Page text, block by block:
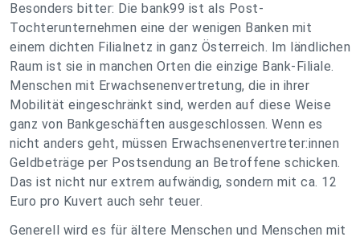
Besonders bitter: Die bank99 ist als Post-
Tochterunternehmen eine der wenigen Banken mit
einem dichten Filialnetz in ganz Österreich. Im ländlichen
Raum ist sie in manchen Orten die einzige Bank-Filiale.
Menschen mit Erwachsenenvertretung, die in ihrer
Mobilität eingeschränkt sind, werden auf diese Weise
ganz von Bankgeschäften ausgeschlossen. Wenn es
nicht anders geht, müssen Erwachsenenvertreter:innen
Geldbeträge per Postsendung an Betroffene schicken.
Das ist nicht nur extrem aufwändig, sondern mit ca. 12
Euro pro Kuvert auch sehr teuer.
Generell wird es für ältere Menschen und Menschen mit